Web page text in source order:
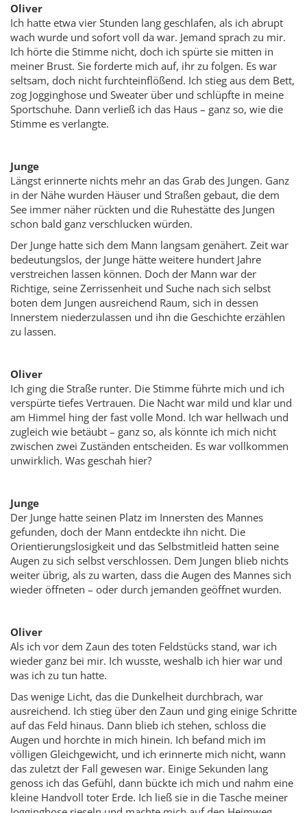
Oliver
Ich hatte etwa vier Stunden lang geschlafen, als ich abrupt
wach wurde und sofort voll da war. Jemand sprach zu mir.
Ich hörte die Stimme nicht, doch ich spürte sie mitten in
meiner Brust. Sie forderte mich auf, ihr zu folgen. Es war
seltsam, doch nicht furchteinflößend. Ich stieg aus dem Bett,
zog Jogginghose und Sweater über und schlüpfte in meine
Sportschuhe. Dann verließ ich das Haus – ganz so, wie die
Stimme es verlangte.
Junge
Längst erinnerte nichts mehr an das Grab des Jungen. Ganz
in der Nähe wurden Häuser und Straßen gebaut, die dem
See immer näher rückten und die Ruhestätte des Jungen
schon bald ganz verschlucken würden.
Der Junge hatte sich dem Mann langsam genähert. Zeit war
bedeutungslos, der Junge hätte weitere hundert Jahre
verstreichen lassen können. Doch der Mann war der
Richtige, seine Zerrissenheit und Suche nach sich selbst
boten dem Jungen ausreichend Raum, sich in dessen
Innerstem niederzulassen und ihn die Geschichte erzählen
zu lassen.
Oliver
Ich ging die Straße runter. Die Stimme führte mich und ich
verspürte tiefes Vertrauen. Die Nacht war mild und klar und
am Himmel hing der fast volle Mond. Ich war hellwach und
zugleich wie betäubt – ganz so, als könnte ich mich nicht
zwischen zwei Zuständen entscheiden. Es war vollkommen
unwirklich. Was geschah hier?
Junge
Der Junge hatte seinen Platz im Innersten des Mannes
gefunden, doch der Mann entdeckte ihn nicht. Die
Orientierungslosigkeit und das Selbstmitleid hatten seine
Augen zu sich selbst verschlossen. Dem Jungen blieb nichts
weiter übrig, als zu warten, dass die Augen des Mannes sich
wieder öffneten – oder durch jemanden geöffnet wurden.
Oliver
Als ich vor dem Zaun des toten Feldstücks stand, war ich
wieder ganz bei mir. Ich wusste, weshalb ich hier war und
was ich zu tun hatte.
Das wenige Licht, das die Dunkelheit durchbrach, war
ausreichend. Ich stieg über den Zaun und ging einige Schritte
auf das Feld hinaus. Dann blieb ich stehen, schloss die
Augen und horchte in mich hinein. Ich befand mich im
völligen Gleichgewicht, und ich erinnerte mich nicht, wann
das zuletzt der Fall gewesen war. Einige Sekunden lang
genoss ich das Gefühl, dann bückte ich mich und nahm eine
kleine Handvoll toter Erde. Ich ließ sie in die Tasche meiner